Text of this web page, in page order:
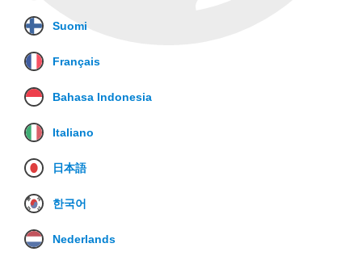
Suomi
Français
Bahasa Indonesia
Italiano
日本語
한국어
Nederlands